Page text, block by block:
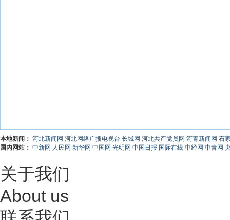
本地新闻： 河北新闻网 河北网络广播电视台 长城网 河北共产党员网 河青新闻网 石
国内网站： 中新网 人民网 新华网 中国网 光明网 中国日报 国际在线 中经网 中青网
关于我们
About us